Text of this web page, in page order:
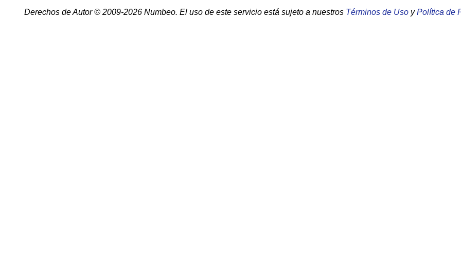
Derechos de Autor © 2009-2026 Numbeo. El uso de este servicio está sujeto a nuestros Términos de Uso yPolítica de